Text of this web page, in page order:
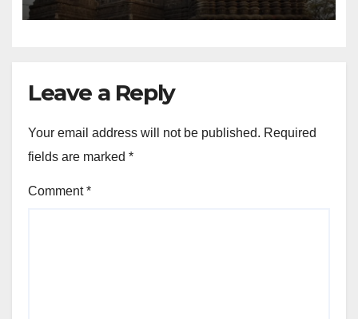
Leave a Reply
Your email address will not be published. Required
fields are marked *
Comment*